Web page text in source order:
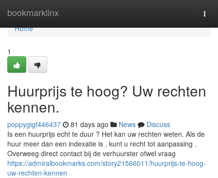
bookmarklinx
Home
Home
1
Huurprijs te hoog? Uw rechten
kennen.
poppygigf446437 81 days ago News
Discuss
Is een huurprijs echt te duur ? Het kan uw rechten weten. Als de
huur meer dan een indexatie is , kunt u recht tot aanpassing .
Overweeg direct contact bij de verhuurster ofwel vraag
https://admiralbookmarks.com/story21566011/huurprijs-te-hoog-
uw-rechten-kennen